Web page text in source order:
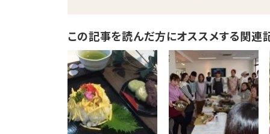
この記事を読んだ方にオススメする関連